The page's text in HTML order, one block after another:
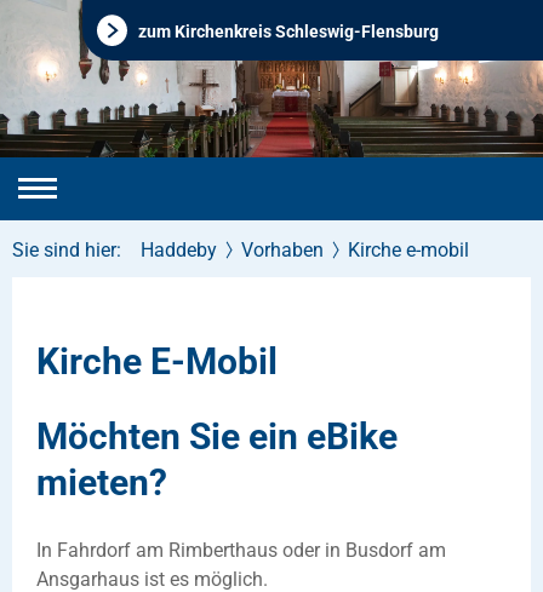
zum Kirchenkreis Schleswig-Flensburg
Sie sind hier: Haddeby Vorhaben Kirche e-mobil
Kirche E-Mobil
Möchten Sie ein eBike
mieten?
In Fahrdorf am Rimberthaus oder in Busdorf am
Ansgarhaus ist es möglich.